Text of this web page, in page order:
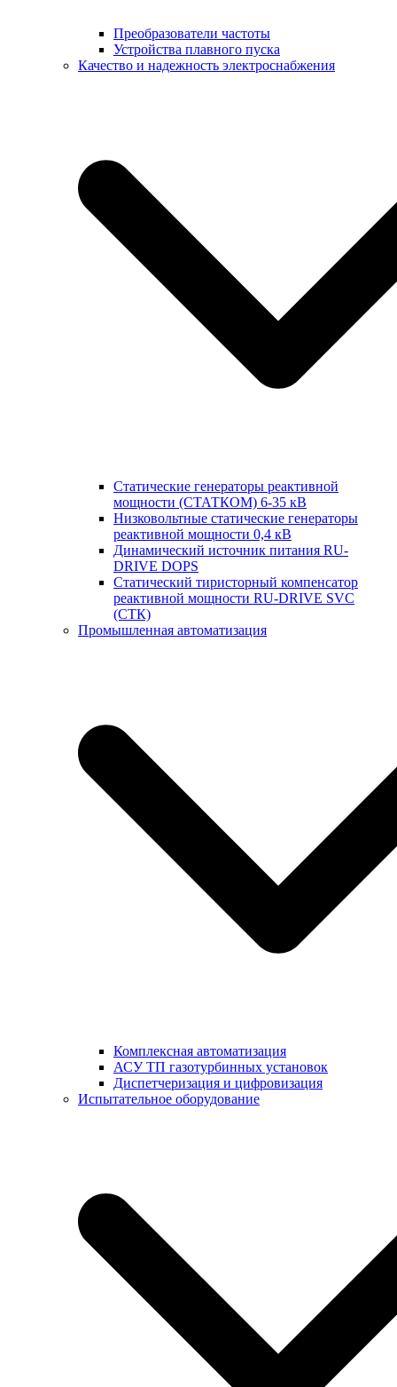
Преобразователи частоты
Устройства плавного пуска
Качество и надежность электроснабжения
Статические генераторы реактивной
мощности (СТАТКОМ) 6-35 кВ
Низковольтные статические генераторы
реактивной мощности 0,4 кВ
Динамический источник питания RU-
DRIVE DOPS
Cтатический тиристорный компенсатор
реактивной мощности RU-DRIVE SVC
(СТК)
Промышленная автоматизация
Комплексная автоматизация
АСУ ТП газотурбинных установок
Диспетчеризация и цифровизация
Испытательное оборудование